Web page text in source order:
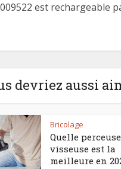
est rechargeable
devriez aussi
Bricolage
Quelle perceuse
visseuse est la
meilleure en